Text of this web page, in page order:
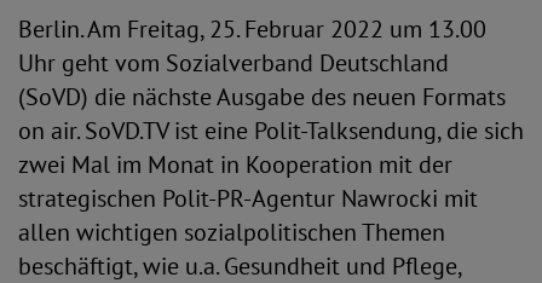
Berlin. Am Freitag, 25. Februar 2022 um 13.00
Uhr geht vom Sozialverband Deutschland
(SoVD) die nächste Ausgabe des neuen Formats
on air. SoVD.TV ist eine Polit-Talksendung, die sich
zwei Mal im Monat in Kooperation mit der
strategischen Polit-PR-Agentur Nawrocki mit
allen wichtigen sozialpolitischen Themen
beschäftigt, wie u.a. Gesundheit und Pflege,